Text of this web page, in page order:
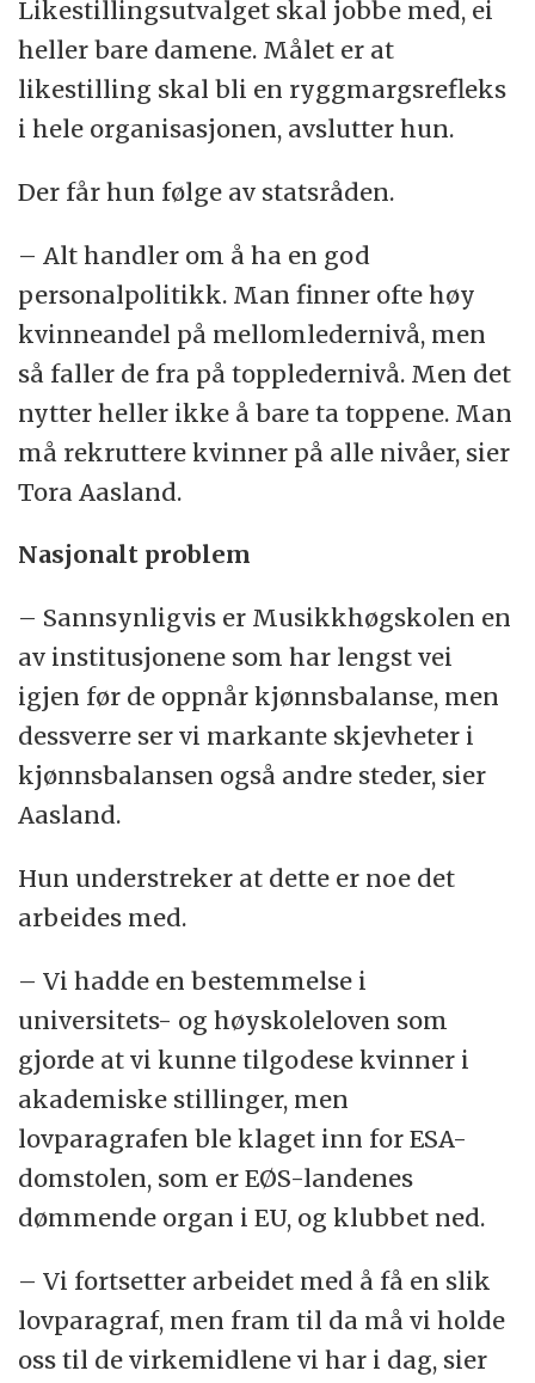
Likestillingsutvalget skal jobbe med, ei
heller bare damene. Målet er at
likestilling skal bli en ryggmargsrefleks
i hele organisasjonen, avslutter hun.
Der får hun følge av statsråden.
– Alt handler om å ha en god
personalpolitikk. Man finner ofte høy
kvinneandel på mellomledernivå, men
så faller de fra på toppledernivå. Men det
nytter heller ikke å bare ta toppene. Man
må rekruttere kvinner på alle nivåer, sier
Tora Aasland.
Nasjonalt problem
– Sannsynligvis er Musikkhøgskolen en
av institusjonene som har lengst vei
igjen før de oppnår kjønnsbalanse, men
dessverre ser vi markante skjevheter i
kjønnsbalansen også andre steder, sier
Aasland.
Hun understreker at dette er noe det
arbeides med.
– Vi hadde en bestemmelse i
universitets- og høyskoleloven som
gjorde at vi kunne tilgodese kvinner i
akademiske stillinger, men
lovparagrafen ble klaget inn for ESA-
domstolen, som er EØS-landenes
dømmende organ i EU, og klubbet ned.
– Vi fortsetter arbeidet med å få en slik
lovparagraf, men fram til da må vi holde
oss til de virkemidlene vi har i dag, sier